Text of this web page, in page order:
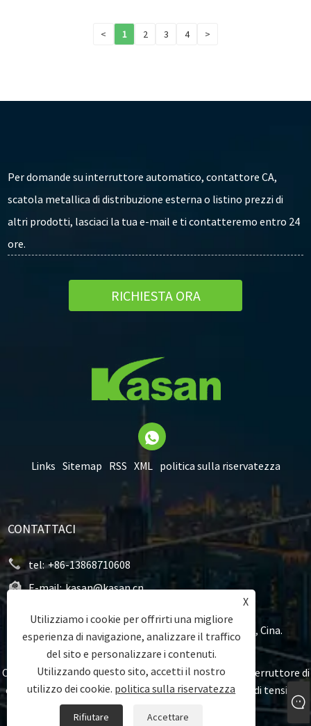
< 1 2 3 4 >
Per domande su interruttore automatico, contattore CA,
scatola metallica di distribuzione esterna o listino prezzi di
altri prodotti, lasciaci la tua e-mail e ti contatteremo entro 24
ore.
RICHIESTA ORA
Links Sitemap RSS XML politica sulla riservatezza
CONTATTACI
tel: +86-13868710608
E-mail: kasan@kasan.cn
Development Zone, Yueqing, Wenzhou, Zhejiang, Cina.
Copyright © 2023 Wenzhou Kasan Electric Co.ltd. - Interruttore di
circuito, contattore CA, protezione dell'interruttore di tensione
automatica - Tutti i diritti riservati
X
Utilizziamo i cookie per offrirti una migliore
esperienza di navigazione, analizzare il traffico
del sito e personalizzare i contenuti.
Utilizzando questo sito, accetti il ​​nostro
utilizzo dei cookie. politica sulla riservatezza
Rifiutare Accettare